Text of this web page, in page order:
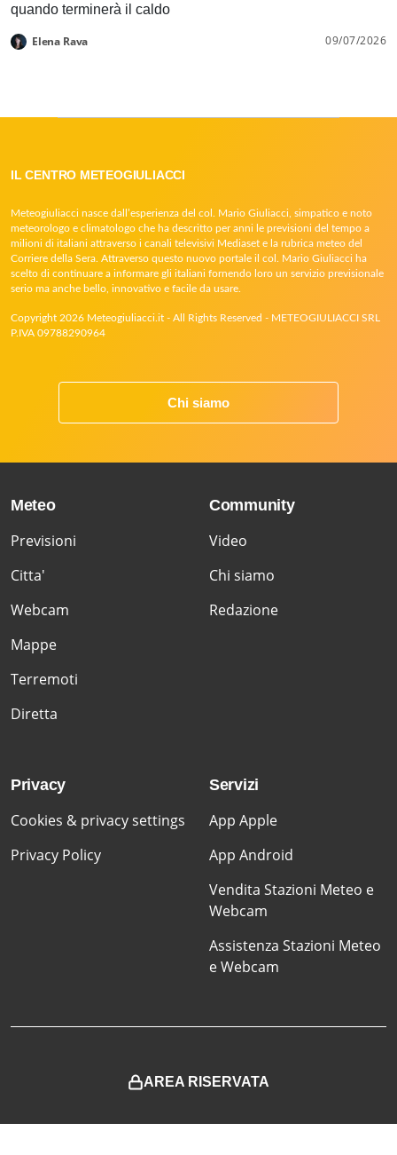
quando terminerà il caldo
Elena Rava 09/07/2026
IL CENTRO METEOGIULIACCI
Meteogiuliacci nasce dall’esperienza del col. Mario Giuliacci, simpatico e noto
meteorologo e climatologo che ha descritto per anni le previsioni del tempo a
milioni di italiani attraverso i canali televisivi Mediaset e la rubrica meteo del
Corriere della Sera. Attraverso questo nuovo portale il col. Mario Giuliacci ha
scelto di continuare a informare gli italiani fornendo loro un servizio previsionale
serio ma anche bello, innovativo e facile da usare.
Copyright 2026 Meteogiuliacci.it - All Rights Reserved - METEOGIULIACCI SRL
P.IVA 09788290964
Chi siamo
Meteo
Previsioni
Citta'
Webcam
Mappe
Terremoti
Diretta
Community
Video
Chi siamo
Redazione
Privacy
Cookies & privacy settings
Privacy Policy
Servizi
App Apple
App Android
Vendita Stazioni Meteo e
Webcam
Assistenza Stazioni Meteo
e Webcam
AREA RISERVATA